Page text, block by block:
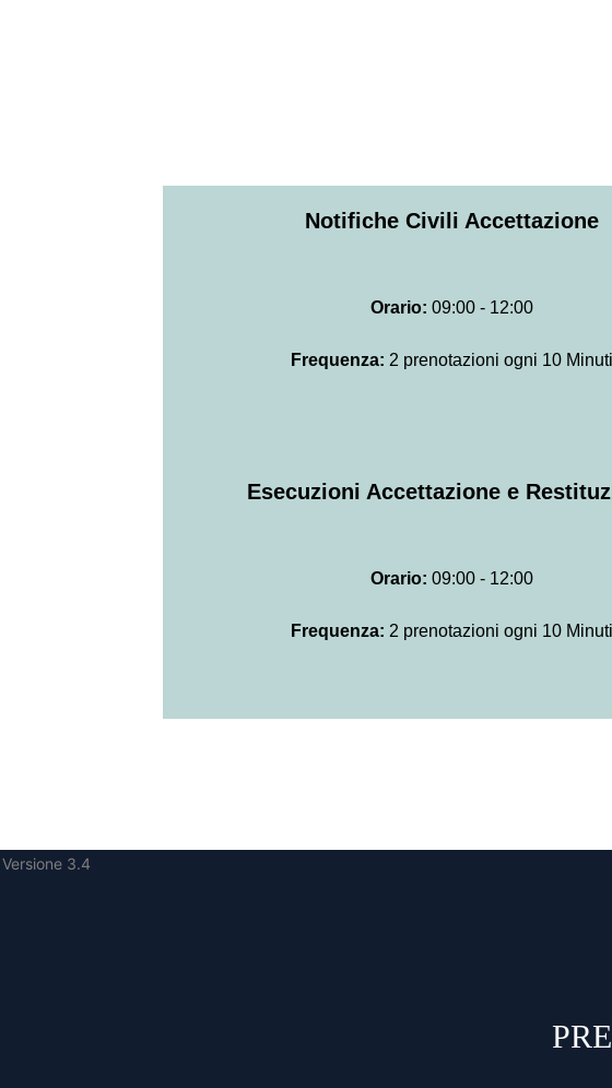
Notifiche Civili Accettazione
Orario: 09:00 - 12:00
Frequenza: 2 prenotazioni ogni 10 Minuti
Esecuzioni Accettazione e
Orario: 09:00 - 12:00
Frequenza: 2 prenotazioni ogni 10 Minuti
Versione 3.4